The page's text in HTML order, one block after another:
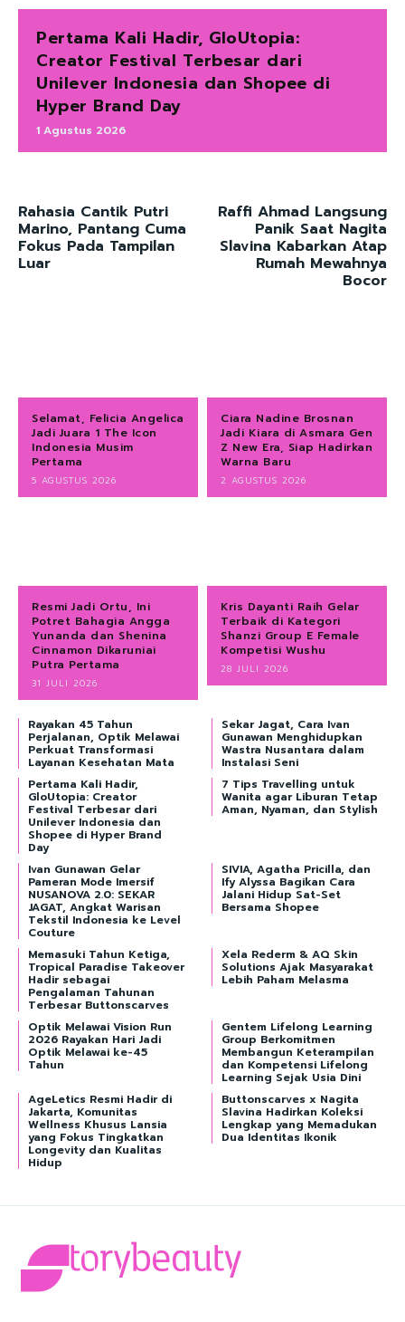
Pertama Kali Hadir, GloUtopia:
Creator Festival Terbesar dari
Unilever Indonesia dan Shopee di
Hyper Brand Day
1 Agustus 2026
Rahasia Cantik Putri
Marino, Pantang Cuma
Fokus Pada Tampilan
Luar
Raffi Ahmad Langsung
Panik Saat Nagita
Slavina Kabarkan Atap
Rumah Mewahnya
Bocor
Selamat, Felicia Angelica
Jadi Juara 1 The Icon
Indonesia Musim
Pertama
5 AGUSTUS 2026
Ciara Nadine Brosnan
Jadi Kiara di Asmara Gen
Z New Era, Siap Hadirkan
Warna Baru
2 AGUSTUS 2026
Resmi Jadi Ortu, Ini
Potret Bahagia Angga
Yunanda dan Shenina
Cinnamon Dikaruniai
Putra Pertama
31 JULI 2026
Kris Dayanti Raih Gelar
Terbaik di Kategori
Shanzi Group E Female
Kompetisi Wushu
28 JULI 2026
Rayakan 45 Tahun
Perjalanan, Optik Melawai
Perkuat Transformasi
Layanan Kesehatan Mata
Sekar Jagat, Cara Ivan
Gunawan Menghidupkan
Wastra Nusantara dalam
Instalasi Seni
Pertama Kali Hadir,
GloUtopia: Creator
Festival Terbesar dari
Unilever Indonesia dan
Shopee di Hyper Brand
Day
7 Tips Travelling untuk
Wanita agar Liburan Tetap
Aman, Nyaman, dan Stylish
Ivan Gunawan Gelar
Pameran Mode Imersif
NUSANOVA 2.0: SEKAR
JAGAT, Angkat Warisan
Tekstil Indonesia ke Level
Couture
SIVIA, Agatha Pricilla, dan
Ify Alyssa Bagikan Cara
Jalani Hidup Sat-Set
Bersama Shopee
Memasuki Tahun Ketiga,
Tropical Paradise Takeover
Hadir sebagai
Pengalaman Tahunan
Terbesar Buttonscarves
Xela Rederm & AQ Skin
Solutions Ajak Masyarakat
Lebih Paham Melasma
Optik Melawai Vision Run
2026 Rayakan Hari Jadi
Optik Melawai ke-45
Tahun
Gentem Lifelong Learning
Group Berkomitmen
Membangun Keterampilan
dan Kompetensi Lifelong
Learning Sejak Usia Dini
AgeLetics Resmi Hadir di
Jakarta, Komunitas
Wellness Khusus Lansia
yang Fokus Tingkatkan
Longevity dan Kualitas
Hidup
Buttonscarves x Nagita
Slavina Hadirkan Koleksi
Lengkap yang Memadukan
Dua Identitas Ikonik